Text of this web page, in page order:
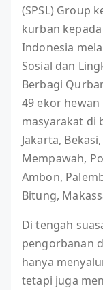
(SPSL) Group
kurban
Indonesia
Sosial dan
Berbagi
49 ekor
masyarakat di
Jakarta,
Mempawah,
Ambon,
Bitung,
Di tengah
pengorbanan
hanya
tetapi juga